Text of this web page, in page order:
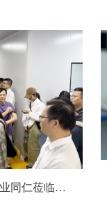
中山、珠海医疗器械行业同仁莅临马丁参观交流